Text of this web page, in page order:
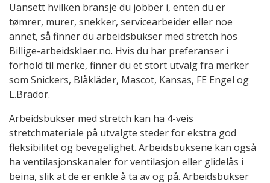
Uansett hvilken bransje du jobber i, enten du er
tømrer, murer, snekker, servicearbeider eller noe
annet, så finner du arbeidsbukser med stretch hos
Billige-arbeidsklaer.no. Hvis du har preferanser i
forhold til merke, finner du et stort utvalg fra merker
som Snickers, Blåkläder, Mascot, Kansas, FE Engel og
L.Brador.
Arbeidsbukser med stretch kan ha 4-veis
stretchmateriale på utvalgte steder for ekstra god
fleksibilitet og bevegelighet. Arbeidsbuksene kan også
ha ventilasjonskanaler for ventilasjon eller glidelås i
beina, slik at de er enkle å ta av og på. Arbeidsbukser